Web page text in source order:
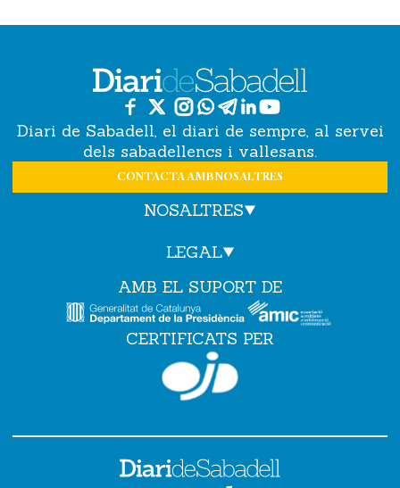
Diari de Sabadell, el diari de sempre, al servei
dels sabadellencs i vallesans.
CONTACTA AMB NOSALTRES
NOSALTRES
LEGAL
AMB EL SUPORT DE
CERTIFICATS PER